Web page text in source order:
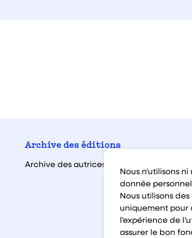
Archive des éditions
Archive des autrices et auteurs
Nous n'utilisons
donnée
Nous utilisons
uniquement pour
l'expérience de
assurer le bon